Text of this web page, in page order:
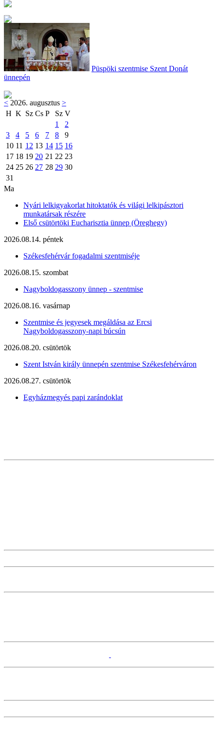
Püspöki szentmise Szent Donát
ünnepén
< 2026. augusztus >
H K Sz Cs P Sz V
1
2
3
4 5 6 7 8
9
10 11 12 13 14 15 16
17 18 19 20 21 22 23
24 25 26 27 28 29 30
31
Ma
Nyári lelkigyakorlat hitoktatók és világi lelkipásztori
munkatársak részére
Első csütörtöki Eucharisztia ünnep (Öreghegy)
2026.08.14. péntek
Székesfehérvár fogadalmi szentmiséje
2026.08.15. szombat
Nagyboldogasszony ünnep - szentmise
2026.08.16. vasárnap
Szentmise és jegyesek megáldása az Ercsi
Nagyboldogasszony-napi búcsún
2026.08.20. csütörtök
Szent István király ünnepén szentmise Székesfehérváron
2026.08.27. csütörtök
Egyházmegyés papi zarándoklat